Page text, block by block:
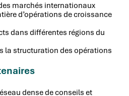
marchés internationaux
d’opérations de croissance
dans différentes régions du
la structuration des opérations
dense de conseils et